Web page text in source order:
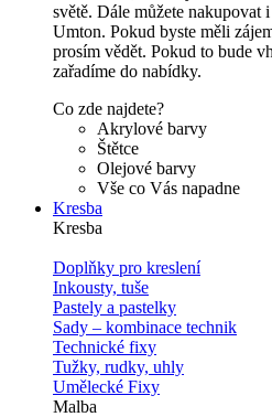
světě. Dále můžete
Umton. Pokud byste měli
prosím vědět. Pokud to bude
zařadíme do nabídky.
Co zde najdete?
Akrylové barvy
Štětce
Olejové barvy
Vše co Vás napadne
Kresba
Kresba
Doplňky pro kreslení
Inkousty, tuše
Pastely a pastelky
Sady – kombinace technik
Technické fixy
Tužky, rudky, uhly
Umělecké Fixy
Malba